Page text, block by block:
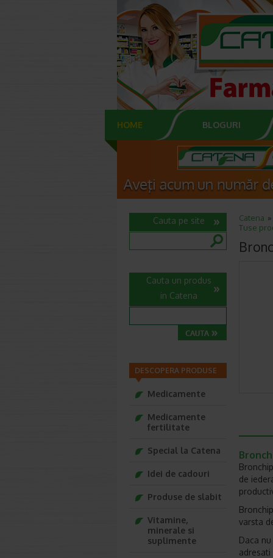
HOME BLOGURI
Catena
Tuse
de
varsta
Daca
Cauta pe site
Cauta un produs
in Catena
DESCOPERA PRODUSE
Medicamente
Medicamente
fertilitate
Special la Catena
Idei de cadouri
Produse de slabit
Vitamine,
minerale si
suplimente